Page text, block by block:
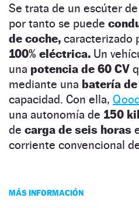
Se trata de un escúter de
por tanto se puede
de coche, caracterizado
100% eléctrica. Un
una potencia de 60 CV
mediante una batería
capacidad. Con ella,
una autonomía de 150
de carga de seis horas
corriente convencional
MÁS INFORMACIÓN